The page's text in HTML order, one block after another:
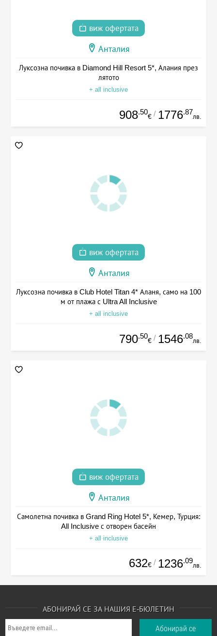
виж офертата
Анталия
Луксозна почивка в Diamond Hill Resort 5*, Алания през
лятото
+ all inclusive
908.50
€ / 1776.87
лв.
виж офертата
Анталия
Луксозна почивка в Club Hotel Titan 4* Аланя, само на 100
м от плажа с Ultra All Inclusive
+ all inclusive
790.50
€ / 1546.08
лв.
виж офертата
Анталия
Самолетна почивка в Grand Ring Hotel 5*, Кемер, Турция:
All Inclusive с отворен басейн
+ all inclusive
632€ / 1236.09
лв.
АБОНИРАЙ СЕ ЗА НАШИЯ Е-БЮЛЕТИН